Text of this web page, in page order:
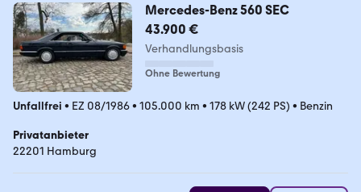
Mercedes-Benz 560 SEC
43.900 €
Verhandlungsbasis
Ohne Bewertung
Unfallfrei • EZ 08/1986• 105.000 km • 178 kW (242 PS) • Benzin
Privatanbieter
22201 Hamburg